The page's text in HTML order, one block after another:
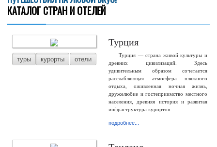
КАТАЛОГ СТРАН И ОТЕЛЕЙ
туры курорты отели
Турция
Турция — страна живой культуры и
древних цивилизаций. Здесь
удивительным образом сочетается
расслабляющая атмосфера пляжного
отдыха, оживленная ночная жизнь,
дружелюбие и гостеприимство местного
населения, древняя история и развитая
инфраструктура курортов.
подробнее...